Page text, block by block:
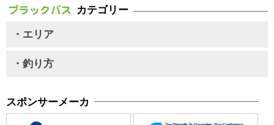
カテゴリー
・エリア
・釣り方
スポンサーメーカ